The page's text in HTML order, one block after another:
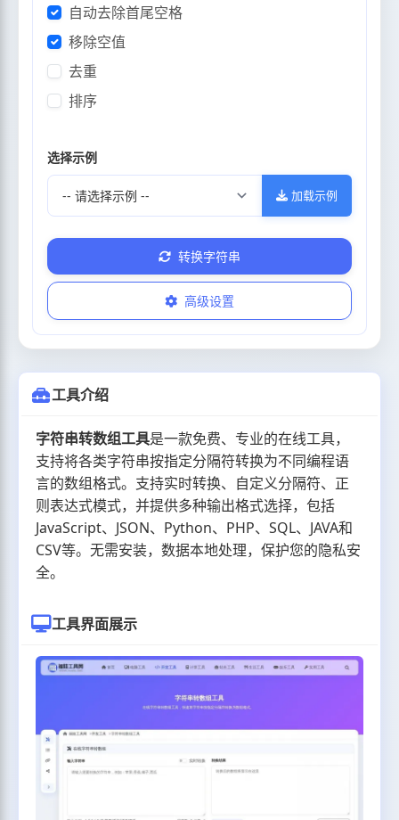
自动去除首尾空格
移除空值
去重
排序
选择示例
加载示例
转换字符串
高级设置
工具介绍
字符串转数组工具是一款免费、专业的在线工具，
支持将各类字符串按指定分隔符转换为不同编程语
言的数组格式。支持实时转换、自定义分隔符、正
则表达式模式，并提供多种输出格式选择，包括
JavaScript、JSON、Python、PHP、SQL、JAVA和
CSV等。无需安装，数据本地处理，保护您的隐私安
全。
工具界面展示